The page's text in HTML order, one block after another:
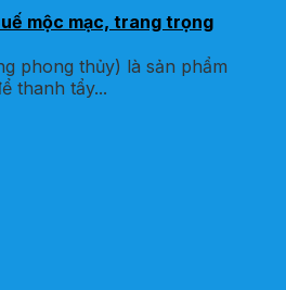
mộc mạc, trang trọng
phong thủy) là sản phẩm
thanh tẩy...